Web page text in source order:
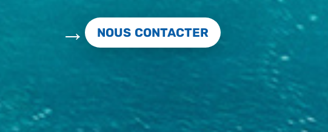
NOUS CONTACTER